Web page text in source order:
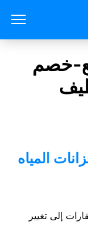
خصم
المياه
إلى تغيير